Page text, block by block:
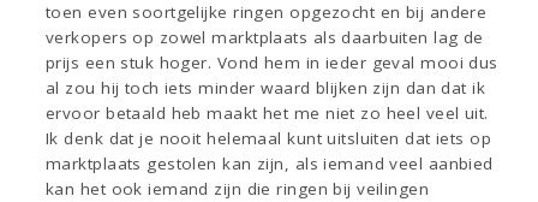
toen even soortgelijke ringen opgezocht en bij andere
verkopers op zowel marktplaats als daarbuiten lag de
prijs een stuk hoger. Vond hem in ieder geval mooi dus
al zou hij toch iets minder waard blijken zijn dan dat ik
ervoor betaald heb maakt het me niet zo heel veel uit.
Ik denk dat je nooit helemaal kunt uitsluiten dat iets op
marktplaats gestolen kan zijn, als iemand veel aanbied
kan het ook iemand zijn die ringen bij veilingen